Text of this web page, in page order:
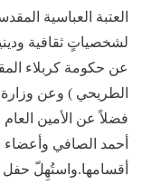
العتبة العباسية
لشخصياتٍ ثقافية
عن حكومة كربلاء
الطريحي ) وعن
فضلاً عن الأمين
أحمد الصافي
أقسامها.واستُهِلّ حفل